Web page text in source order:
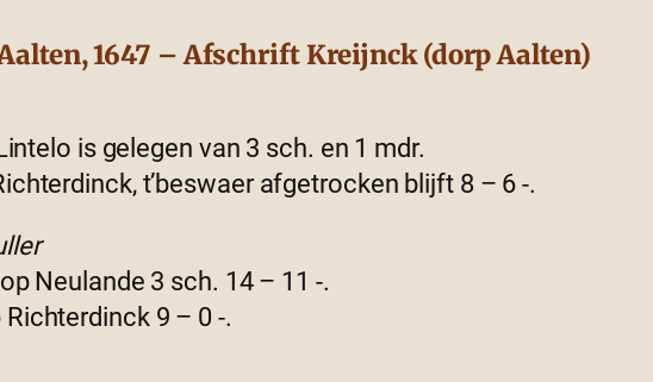
1647 – Afschrift Kreijnck (dorp Aalten)
is gelegen van 3 sch. en 1 mdr.
t’beswaer afgetrocken blijft 8 – 6 -.
Neulande 3 sch. 14 – 11 -.
9 – 0 -.